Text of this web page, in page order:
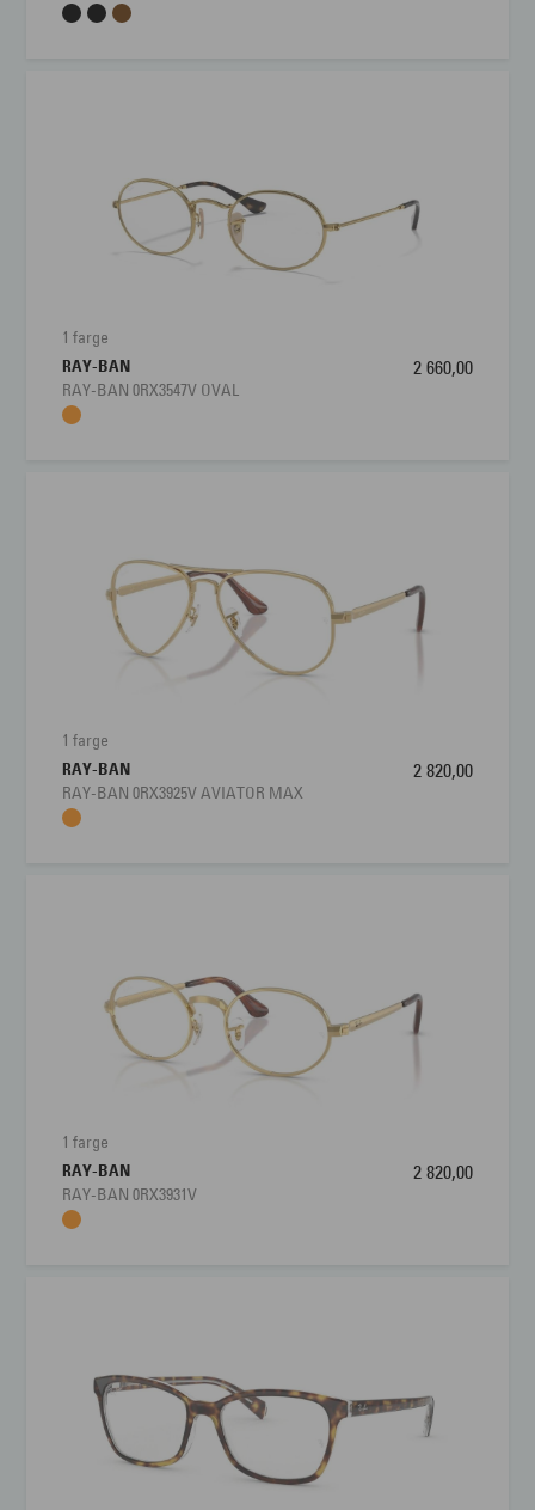
1 farge
RAY-BAN
RAY-BAN 0RX3547V OVAL
2 660,00
1 farge
RAY-BAN
RAY-BAN 0RX3925V AVIATOR MAX
2 820,00
1 farge
RAY-BAN
RAY-BAN 0RX3931V
2 820,00